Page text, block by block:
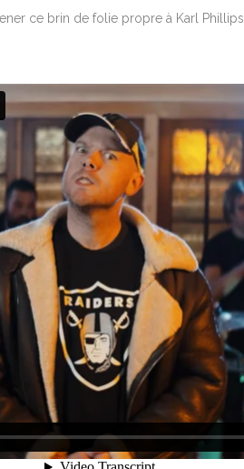
ce brin de folie propre à Karl Phillips.